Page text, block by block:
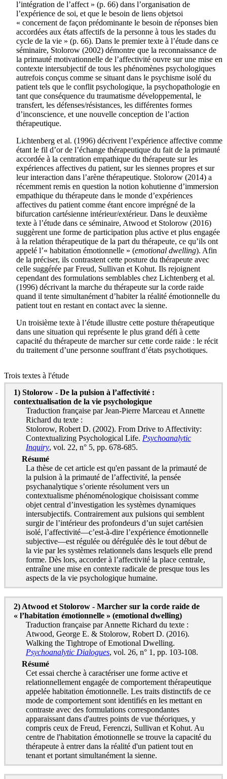
l’intégration de l’affect » (p. 66) dans l’organisation de
l’expérience de soi, et que le besoin de liens objetsoi
« concernent de façon prédominante le besoin de réponses bien
accordées aux états affectifs de la personne à tous les stades du
cycle de la vie » (p. 66). Dans le premier texte à l’étude dans ce
séminaire, Stolorow (2002) démontre que la reconnaissance de
la primauté motivationnelle de l’affectivité ouvre sur une mise en
contexte intersubjectif de tous les phénomènes psychologiques
autrefois conçus comme se situant dans le psychisme isolé du
patient tels que le conflit psychologique, la psychopathologie en
tant que conséquence du traumatisme développemental, le
transfert, les défenses/résistances, les différentes formes
d’inconscience, et une nouvelle conception de l’action
thérapeutique.
Lichtenberg et al. (1996) décrivent l’expérience affective comme
étant le fil d’or de l’échange thérapeutique du fait de la primauté
accordée à la centration empathique du thérapeute sur les
expériences affectives du patient, sur les siennes propres et sur
leur interaction dans l’arène thérapeutique. Stolorow (2014) a
récemment remis en question la notion kohutienne d’immersion
empathique du thérapeute dans le monde d’expériences
affectives du patient comme étant encore imprégné de la
bifurcation cartésienne intérieur/extérieur. Dans le deuxième
texte à l’étude dans ce séminaire, Atwood et Stolorow (2016)
suggèrent une forme de participation plus active et plus engagée
à la relation thérapeutique de la part du thérapeute, ce qu’ils ont
appelé l’« habitation émotionnelle » (emotional dwelling). Afin
de la préciser, ils contrastent cette posture du thérapeute avec
celle suggérée par Freud, Sullivan et Kohut. Ils rejoignent
cependant des formulations semblables chez Lichtenberg et al.
(1996) décrivant la marche du thérapeute sur la corde raide
quand il tente simultanément d’habiter la réalité émotionnelle du
patient tout en restant en contact avec la sienne.
Un troisième texte à l’étude illustre cette posture thérapeutique
dans une situation qui représente le plus grand défi à cette
capacité du thérapeute de marcher sur cette corde raide : le récit
du traitement d’une personne souffrant d’états psychotiques.
Trois textes à l'étude
1) Stolorow - De la pulsion à l’affectivité :
contextualisation de la vie psychologique
Traduction française par Jean-Pierre Marceau et Annette
Richard du texte :
Stolorow, Robert D. (2002). From Drive to Affectivity:
Contextualizing Psychological Life. Psychoanalytic
Inquiry, vol. 22, n° 5, pp. 678-685.
Résumé
La thèse de cet article est qu'en passant de la primauté de
la pulsion à la primauté de l’affectivité, la pensée
psychanalytique s’oriente résolument vers un
contextualisme phénoménologique choisissant comme
objet central d’investigation les systèmes dynamiques
intersubjectifs. Contrairement aux pulsions qui semblent
surgir de l’intérieur des profondeurs d’un sujet cartésien
isolé, l’affectivité—c’est-à-dire l’expérience émotionnelle
subjective—est régulée ou dérégulée dès le tout début de
la vie par les systèmes relationnels dans lesquels elle prend
forme. Dès lors, accorder à l’affectivité la place centrale,
entraîne une mise en contexte radicale de presque tous les
aspects de la vie psychologique humaine.
2) Atwood et Stolorow - Marcher sur la corde raide de
« l’habitation émotionnelle » (emotional dwelling)
Traduction française par Annette Richard du texte :
Atwood, George E. & Stolorow, Robert D. (2016).
Walking the Tightrope of Emotional Dwelling.
Psychoanalytic Dialogues, vol. 26, n° 1, pp. 103-108.
Résumé
Cet essai cherche à caractériser une forme active et
relationnellement engagée de comportement thérapeutique
appelée habitation émotionnelle. Les traits distinctifs de ce
mode de comportement sont identifiés en les mettant en
contraste avec des formulations correspondantes
apparaissant dans d'autres points de vue théoriques, y
compris ceux de Freud, Ferenczi, Sullivan et Kohut. Au
centre de l'habitation émotionnelle se trouve la capacité du
thérapeute à entrer dans la réalité d'un patient tout en
tenant et portant simultanément la sienne.